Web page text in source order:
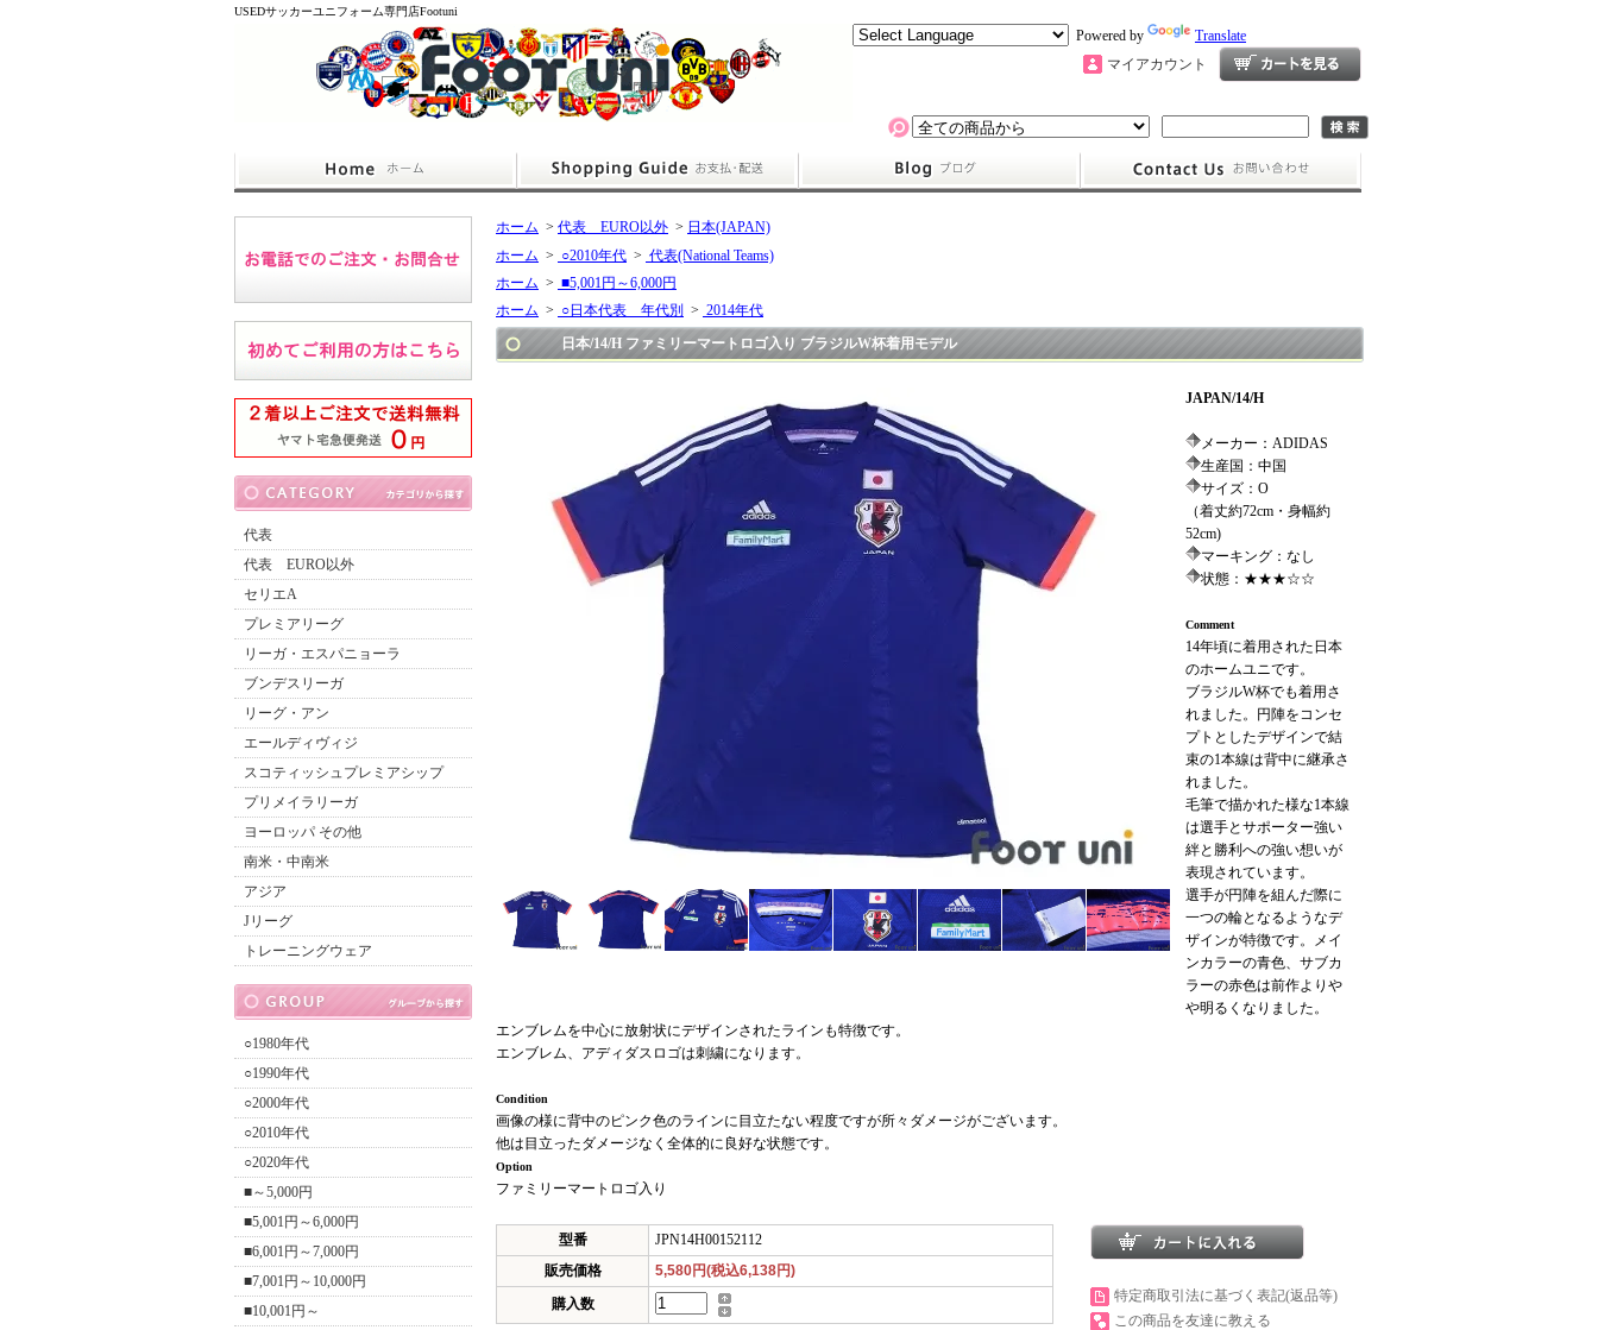
USEDサッカーユニフォーム専門店Footuni
Powered by
Translate
マイアカウント
代表
代表 EURO以外
セリエA
プレミアリーグ
リーガ・エスパニョーラ
ブンデスリーガ
リーグ・アン
エールディヴィジ
スコティッシュプレミアシップ
プリメイラリーガ
ヨーロッパ その他
南米・中南米
アジア
Jリーグ
トレーニングウェア
○1980年代
○1990年代
○2000年代
○2010年代
○2020年代
■～5,000円
■5,001円～6,000円
■6,001円～7,000円
■7,001円～10,000円
■10,001円～
ホーム > 代表 EURO以外 > 日本(JAPAN)
ホーム > ○2010年代 > 代表(National Teams)
ホーム > ■5,001円～6,000円
ホーム > ○日本代表 年代別 > 2014年代
日本/14/H ファミリーマートロゴ入り ブラジルW杯着用モデル
JAPAN/14/H
メーカー：ADIDAS
生産国：中国
サイズ：O
（着丈約72cm・身幅約
52cm)
マーキング：なし
状態：★★★☆☆
Comment
14年頃に着用された日本
のホームユニです。
ブラジルW杯でも着用さ
れました。円陣をコンセ
プトとしたデザインで結
束の1本線は背中に継承さ
れました。
毛筆で描かれた様な1本線
は選手とサポーター強い
絆と勝利への強い想いが
表現されています。
選手が円陣を組んだ際に
一つの輪となるようなデ
ザインが特徴です。メイ
ンカラーの青色、サブカ
ラーの赤色は前作よりや
や明るくなりました。
エンブレムを中心に放射状にデザインされたラインも特徴です。
エンブレム、アディダスロゴは刺繍になります。
Condition
画像の様に背中のピンク色のラインに目立たない程度ですが所々ダメージがございます。
他は目立ったダメージなく全体的に良好な状態です。
Option
ファミリーマートロゴ入り
型番
JPN14H00152112
販売価格
5,580円(税込6,138円)
購入数
特定商取引法に基づく表記(返品等)
この商品を友達に教える